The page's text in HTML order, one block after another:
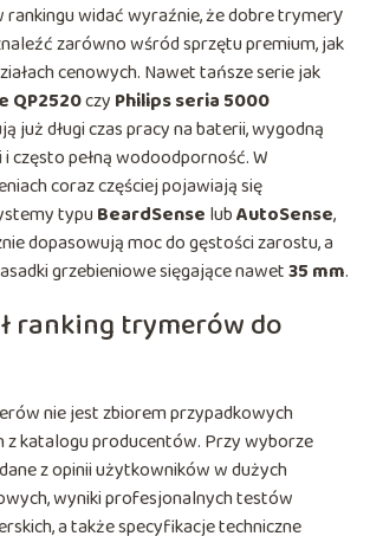
rankingu widać wyraźnie, że dobre trymerу
zarówno wśród sprzętu premium, jak
cenowych. Nawet tańsze serie jak
QP2520czy Philips seria 5000
już długi czas pracy na baterii, wygodną
często pełną wodoodporność. W
coraz częściej pojawiają się
typuBeardSense lubAutoSense,
dopasowują moc do gęstości zarostu, a
grzebieniowe sięgające nawet35 mm.
ranking trymerów do
nie jest zbiorem przypadkowych
z katalogu producentów. Przy wyborze
z opinii użytkowników w dużych
wyniki profesjonalnych testów
a także specyfikacje techniczne